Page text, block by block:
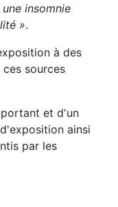
insomnie
».
à des
sources
et d'un
ainsi
par les